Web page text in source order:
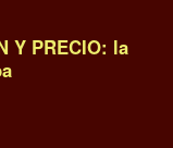
Y PRECIO: la